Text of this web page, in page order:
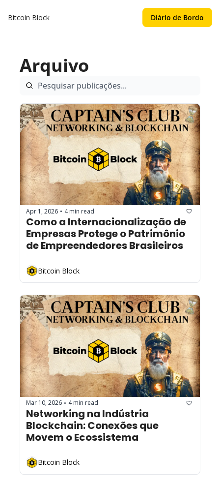
Bitcoin Block Diário de Bordo
Arquivo
Apr 1, 2026 • 4 min read
Como a Internacionalização de
Empresas Protege o Patrimônio
de Empreendedores Brasileiros
Bitcoin Block
Mar 10, 2026 • 4 min read
Networking na Indústria
Blockchain: Conexões que
Movem o Ecossistema
Bitcoin Block